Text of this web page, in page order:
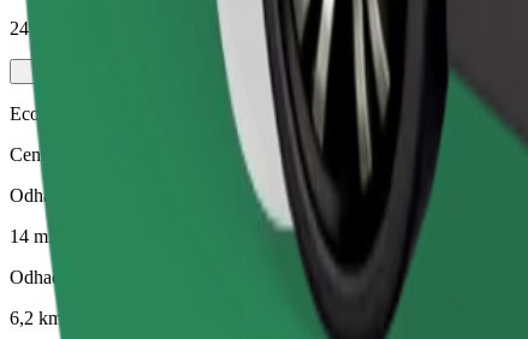
245,80 Kč
Economy
Cenově dostupné jízdy v základních vozidlech
Odhadovaná doba jízdy
14 min
Odhadovaná vzdálenost
6,2 km